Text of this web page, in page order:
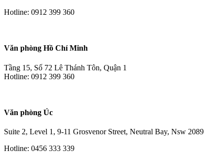
Hotline: 0912 399 360
Văn phòng Hồ Chí Minh
Tầng 15, Số 72 Lê Thánh Tôn, Quận 1
Hotline: 0912 399 360
Văn phòng Úc
Suite 2, Level 1, 9-11 Grosvenor Street, Neutral Bay, Nsw 2089
Hotline: 0456 333 339